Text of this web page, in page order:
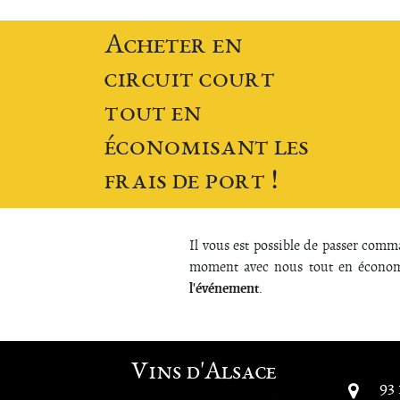
Acheter en
circuit court
tout en
économisant les
frais de port !
Il vous est possible de passer
moment avec nous tout en
l'événement.
Vins d'Alsace